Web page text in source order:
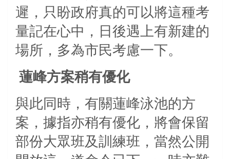
遲，只盼政府真的可以將這種考
量記在心中，日後遇上有新建的
場所，多為市民考慮一下。
蓮峰方案稍有優化
與此同時，有關蓮峰泳池的方
案，據指亦稍有優化，將會保留
部份大眾班及訓練班，當然公開